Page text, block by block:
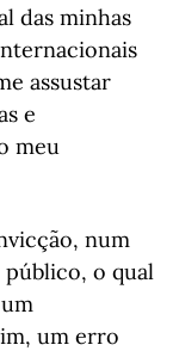
das minhas
assustar
e
meu
num
o qual
um erro